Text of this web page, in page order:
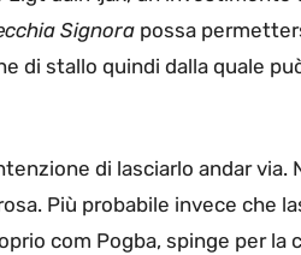
Signora possa
di stallo quindi dalla quale
di lasciarlo andar via.
Più probabile invece che
com Pogba, spinge per la